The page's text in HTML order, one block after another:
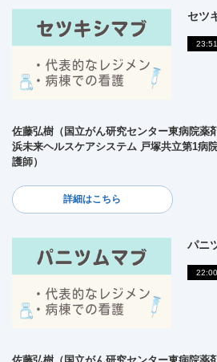
セツ
23:51
佐藤弘樹（国立がん研究センター東病院薬
浜未来ヘルスケアシステム 戸塚共立第1病
護師）
詳細はこちら
パニ
22:00